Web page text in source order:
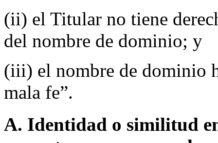
(ii) el Titular no tiene
del nombre de dominio; y
(iii) el nombre de dominio
mala fe”.
A. Identidad o similitud